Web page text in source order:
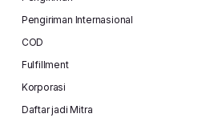
Pengiriman Internasional
COD
Fulfillment
Korporasi
Daftar jadi Mitra